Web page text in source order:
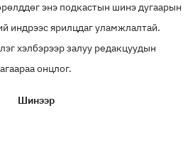
энэ подкастын шинэ дугаарын
индрээс ярилцдаг уламжлалтай.
хэлбэрээр залуу редакцуудын
онцлог.
Шинээр